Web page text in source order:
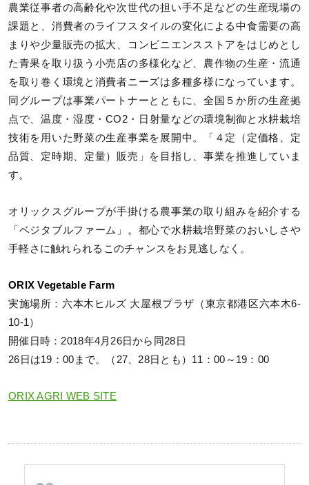
農業従事者の高齢化や次世代の担い手不足などの生産現場の
課題と、消費者のライフスタイルの変化による中食需要の高
まりや少量販売の拡大、コンビニエンスストアをはじめとし
た青果を取り扱う小売店の多様化など、農作物の生産・流通
を取り巻く環境と消費者ニーズは多種多様になっています。
同グループは事業パートナーとともに、全国５か所の生産拠
点で、温度・湿度・CO2・日射量などの環境制御と水耕栽培
技術を用いた野菜の生産事業を展開中。「４定（定価格、定
品質、定時期、定量）販売」を目指し、事業を推進していま
す。
オリックスグループが手掛ける農事業の取り組みを紹介する
「ベジタブルファーム」。都心で水耕栽培野菜のおいしさや
手軽さに触れられるこのチャンスをお見逃しなく。
ORIX Vegetable Farm
実施場所：六本木ヒルズ 大屋根プラザ（東京都港区六本木6-
10-1）
開催日時：2018年4月26日から同28日
26日は19：00まで。（27、28日とも）11：00～19：00
ORIX AGRI WEB SITE